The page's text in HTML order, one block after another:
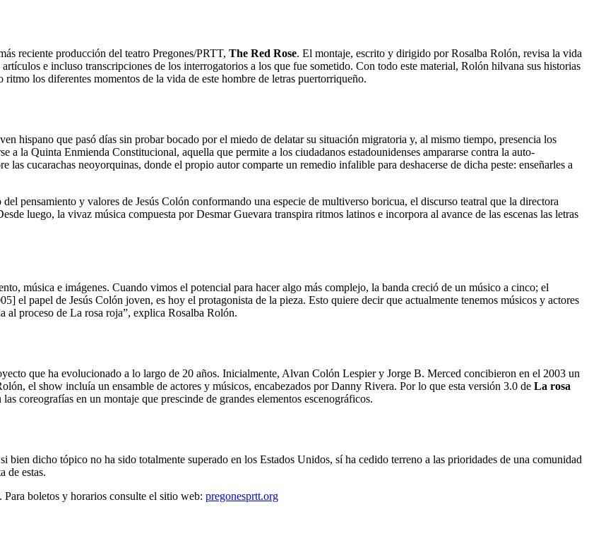
reciente producción del teatro Pregones/PRTT, The Red Rose. El montaje, escrito y dirigido por Rosalba Rolón, revisa la vida
e incluso transcripciones de los interrogatorios a los que fue sometido. Con todo este material, Rolón hilvana sus historias
los diferentes momentos de la vida de este hombre de letras puertorriqueño.
hispano que pasó días sin probar bocado por el miedo de delatar su situación migratoria y, al mismo tiempo, presencia los
la Quinta Enmienda Constitucional, aquella que permite a los ciudadanos estadounidenses ampararse contra la auto-
las cucarachas neoyorquinas, donde el propio autor comparte un remedio infalible para deshacerse de dicha peste: enseñarles a
pensamiento y valores de Jesús Colón conformando una especie de multiverso boricua, el discurso teatral que la directora
luego, la vivaz música compuesta por Desmar Guevara transpira ritmos latinos e incorpora al avance de las escenas las letras
música e imágenes. Cuando vimos el potencial para hacer algo más complejo, la banda creció de un músico a cinco; el
el papel de Jesús Colón joven, es hoy el protagonista de la pieza. Esto quiere decir que actualmente tenemos músicos y actores
al proceso de La rosa roja”, explica Rosalba Rolón.
que ha evolucionado a lo largo de 20 años. Inicialmente, Alvan Colón Lespier y Jorge B. Merced concibieron en el 2003 un
el show incluía un ensamble de actores y músicos, encabezados por Danny Rivera. Por lo que esta versión 3.0 de La rosa
coreografías en un montaje que prescinde de grandes elementos escenográficos.
bien dicho tópico no ha sido totalmente superado en los Estados Unidos, sí ha cedido terreno a las prioridades de una comunidad
de estas.
boletos y horarios consulte el sitio web: pregonesprtt.org